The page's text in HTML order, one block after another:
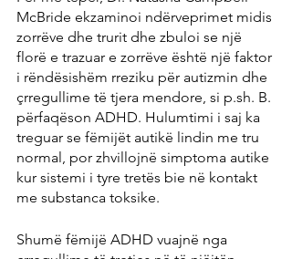
McBride ekzaminoi ndërveprimet midis
zorrëve dhe trurit dhe zbuloi se një
florë e trazuar e zorrëve është një faktor
i rëndësishëm rreziku për autizmin dhe
çrregullime të tjera mendore, si p.sh. B.
përfaqëson ADHD. Hulumtimi i saj ka
treguar se fëmijët autikë lindin me tru
normal, por zhvillojnë simptoma autike
kur sistemi i tyre tretës bie në kontakt
me substanca toksike.
Shumë fëmijë ADHD vuajnë nga